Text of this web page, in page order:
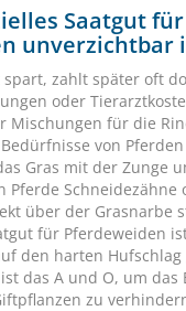
Saatgut für
unverzichtbar
spart, zahlt später oft
oder
Mischungen für die
von
Gras mit der Zunge
Pferde Schneidezähne
über der Grasnarbe
für Pferdeweiden
den harten Hufschlag
das A und O, um das
zu